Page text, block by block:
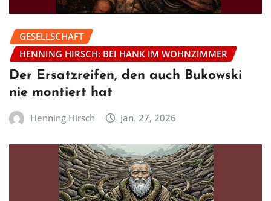
GESELLSCHAFT
HENNING HIRSCH: BEI HANK IM WOHNZIMMER
Der Ersatzreifen, den auch Bukowski
nie montiert hat
Henning Hirsch Jan. 27, 2026